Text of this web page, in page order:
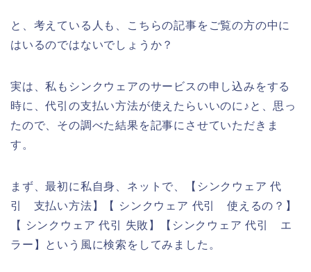
と、考えている人も、こちらの記事をご覧の方の中に
はいるのではないでしょうか？
実は、私もシンクウェアのサービスの申し込みをする
時に、代引の支払い方法が使えたらいいのに♪と、思っ
たので、その調べた結果を記事にさせていただきま
す。
まず、最初に私自身、ネットで、【シンクウェア 代
引 支払い方法】【 シンクウェア 代引 使えるの？】
【 シンクウェア 代引 失敗】【シンクウェア 代引 エ
ラー】という風に検索をしてみました。